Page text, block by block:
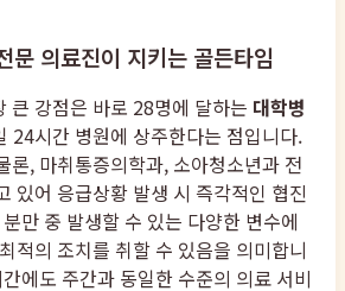
의료진이 지키는 골든타임
큰 강점은 바로 28명에 달하는 대학병
24시간 병원에 상주한다는 점입니다.
론, 마취통증의학과, 소아청소년과 전
있어 응급상황 발생 시 즉각적인 협진
만 중 발생할 수 있는 다양한 변수에
적의 조치를 취할 수 있음을 의미합니
에도 주간과 동일한 수준의 의료 서비